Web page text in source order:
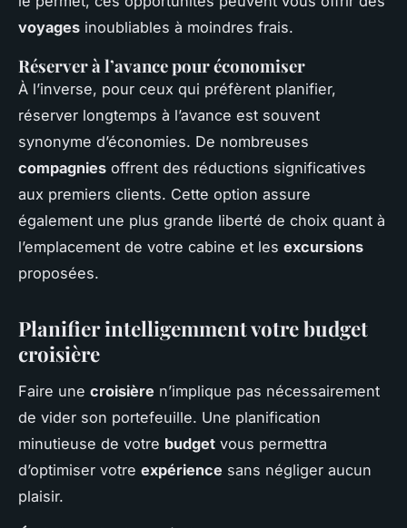
voyages inoubliables à moindres frais.
Réserver à l’avance pour économiser
À l’inverse, pour ceux qui préfèrent planifier,
réserver longtemps à l’avance est souvent
synonyme d’économies. De nombreuses
compagnies offrent des réductions significatives
aux premiers clients. Cette option assure
également une plus grande liberté de choix quant à
l’emplacement de votre cabine et les excursions
proposées.
Planifier intelligemment votre budget
croisière
Faire une croisière n’implique pas nécessairement
de vider son portefeuille. Une planification
minutieuse de votre budget vous permettra
d’optimiser votre expérience sans négliger aucun
plaisir.